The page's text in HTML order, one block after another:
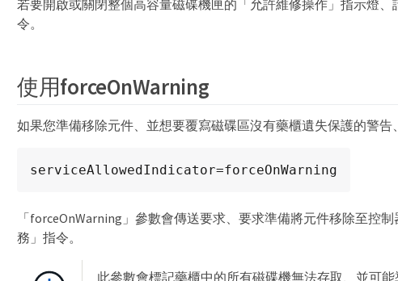
若要開啟或關閉整個高容量磁碟機匣的「允許維修操作」指示燈
令。
使用forceOnWarning
如果您準備移除元件、並想要覆寫磁碟區沒有藥櫃遺失保護的警告
serviceAllowedIndicator=forceOnWarning
「forceOnWarning」參數會傳送要求、要求準備將元件移除至控
務」指令。
此參數會標記藥櫃中的所有磁碟機無法存取、並可